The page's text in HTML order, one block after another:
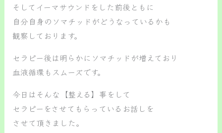
そしてイーマサウンドをした前後ともに
自分自身のソマチッドがどうなっているかも
観察しております。
セラピー後は明らかにソマチッドが増えており
血液循環もスムーズです。
今日はそんな【整える】事をして
セラピーをさせてもらっているお話しを
させて頂きました。